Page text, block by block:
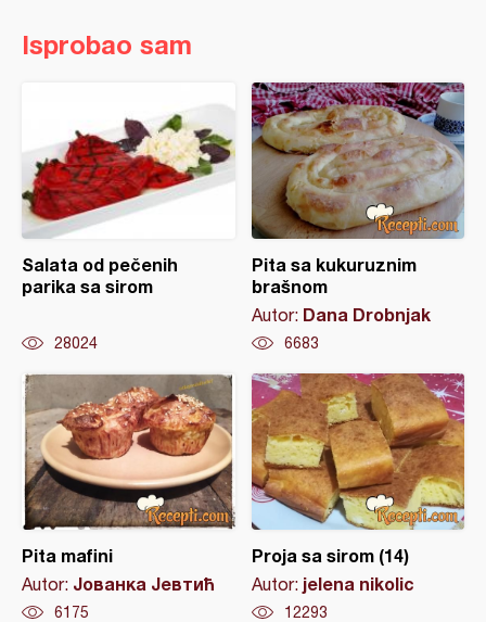
Isprobao sam
Salata od pečenih
parika sa sirom
28024
Pita sa kukuruznim
brašnom
Autor: Dana Drobnjak
6683
Pita mafini
Autor: Јованка Јевтић
6175
Proja sa sirom (14)
Autor: jelena nikolic
12293